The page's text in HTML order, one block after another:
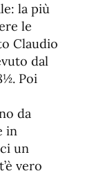
la più
le
Claudio
dal
Poi
da
in
un
vero